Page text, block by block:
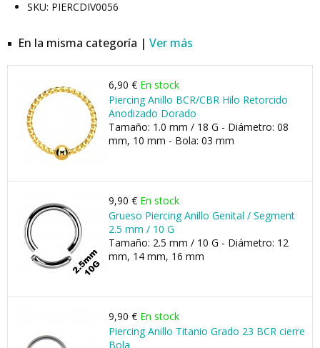
SKU: PIERCDIV0056
En la misma categoría | Ver más
6,90 € En stock
Piercing Anillo BCR/CBR Hilo Retorcido
Anodizado Dorado
Tamaño: 1.0 mm / 18 G - Diámetro: 08
mm, 10 mm - Bola: 03 mm
9,90 € En stock
Grueso Piercing Anillo Genital / Segment
2.5 mm / 10 G
Tamaño: 2.5 mm / 10 G - Diámetro: 12
mm, 14 mm, 16 mm
9,90 € En stock
Piercing Anillo Titanio Grado 23 BCR cierre
Bola